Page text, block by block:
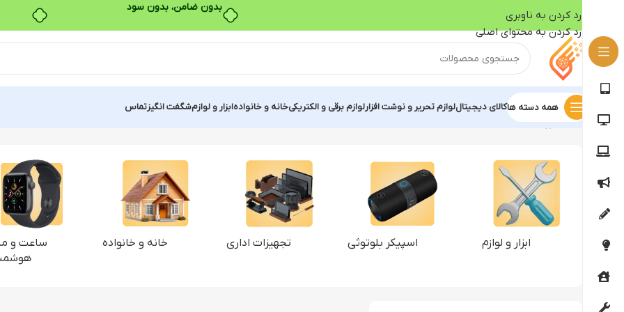
بدون ضامن، بدون سود
رد کردن به ناوبری
رد کردن به محتوای اصلی
همه دسته هاکالای دیجیتاللوازم تحریر و نوشت افزارلوازم برقی و الکتریکیخانه و خانوادهابزار و لوازمشگفت انگیزتماس
خانه فروشگاه
ابزار و لوازم اسپیکر بلوتوثی تجهیزات اداری خانه و خانواده
ساعت و